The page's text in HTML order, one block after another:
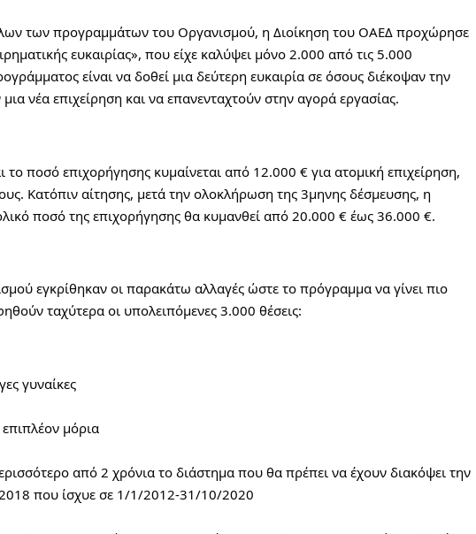
των προγραμμάτων του Οργανισμού, η Διοίκηση του ΟΑΕΔ προχώρησε
ευκαιρίας», που είχε καλύψει μόνο 2.000 από τις 5.000
είναι να δοθεί μια δεύτερη ευκαιρία σε όσους διέκοψαν την
νέα επιχείρηση και να επανενταχτούν στην αγορά εργασίας.
ποσό επιχορήγησης κυμαίνεται από 12.000 € για ατομική επιχείρηση,
Κατόπιν αίτησης, μετά την ολοκλήρωση της 3μηνης δέσμευσης, η
ποσό της επιχορήγησης θα κυμανθεί από 20.000 € έως 36.000 €.
εγκρίθηκαν οι παρακάτω αλλαγές ώστε το πρόγραμμα να γίνει πιο
ταχύτερα οι υπολειπόμενες 3.000 θέσεις:
γυναίκες
μόρια
από 2 χρόνια το διάστημα που θα πρέπει να έχουν διακόψει την
που ίσχυε σε 1/1/2012-31/10/2020